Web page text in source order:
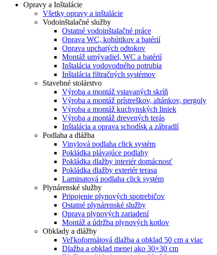
Opravy a Inštalácie
Všetky opravy a inštalácie
Vodoinštalačné služby
Ostatné vodoinštalačné práce
Oprava WC, kohútikov a batérií
Oprava upchatých odtokov
Montáž umývadiel, WC a batérií
Inštalácia vodovodného potrubia
Inštalácia filtračných systémov
Stavebné stolárstvo
Výroba a montáž vstavaných skríň
Výroba a montáž prístreškov, altánkov, pergoly
Výroba a montáž kuchynských liniek
Výroba a montáž drevených terás
Inštalácia a oprava schodísk a zábradlí
Podlaha a dlážba
Vinylová podlaha click systém
Pokládka plávajúce podlahy
Pokládka dlažby interiér domácnosť
Pokládka dlažby exteriér terasa
Laminatová podlaha click systém
Plynárenské služby
Pripojenie plynových spotrebičov
Ostatné plynárenské služby
Oprava plynových zariadení
Montáž a údržba plynových kotlov
Obklady a dlážby
Veľkoformátová dlažba a obklad 50 cm a viac
Dlažba a obklad menej ako 30×30 cm